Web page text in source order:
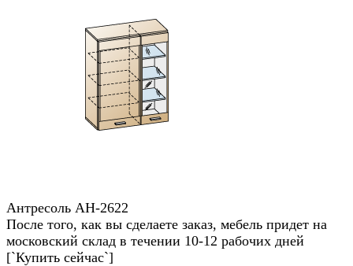
Антресоль АН-2622
После того, как вы сделаете заказ, мебель придет на
московский склад в течении 10-12 рабочих дней
[`Купить сейчас`]